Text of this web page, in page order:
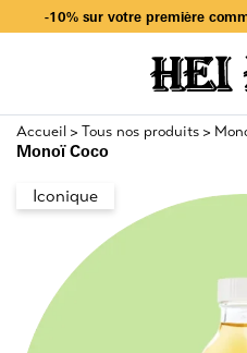
-10% sur votre première
Livraison offerte dès 49€
Accueil > Tous nos produits >
Monoï Coco
Iconique